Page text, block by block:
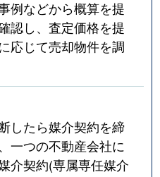
例などから概算を提
認し、査定価格を提
応じて売却物件を調
したら媒介契約を締
一つの不動産会社に
介契約(専属専任媒介